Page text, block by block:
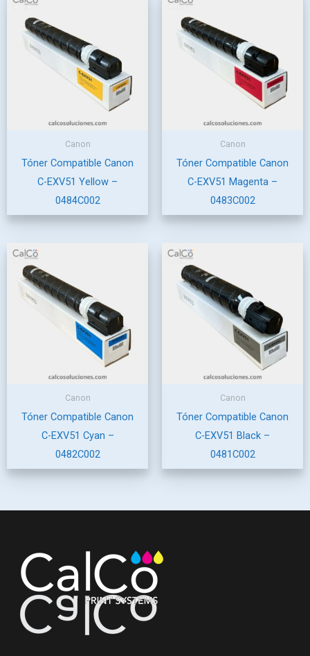
Canon
Tóner Compatible Canon
C-EXV51 Yellow –
0484C002
Canon
Tóner Compatible Canon
C-EXV51 Magenta –
0483C002
Canon
Tóner Compatible Canon
C-EXV51 Cyan –
0482C002
Canon
Tóner Compatible Canon
C-EXV51 Black –
0481C002